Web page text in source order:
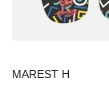
MAREST H